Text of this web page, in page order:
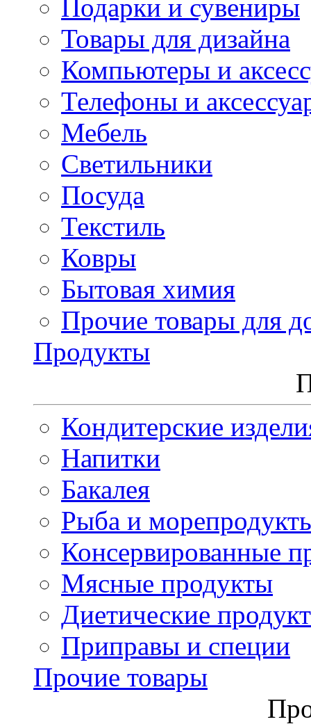
Подарки и сувениры
Товары для дизайна
Компьютеры и
Телефоны и
Мебель
Светильники
Посуда
Текстиль
Ковры
Бытовая химия
Прочие товары для
Продукты
Кондитерские
Напитки
Бакалея
Рыба и
Консервированные
Мясные продукты
Диетические
Приправы и специи
Прочие товары